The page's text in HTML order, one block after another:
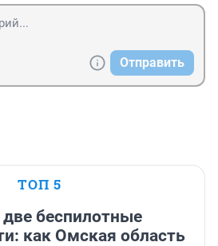
Отправить
ТОП 5
беспилотные
как Омская область